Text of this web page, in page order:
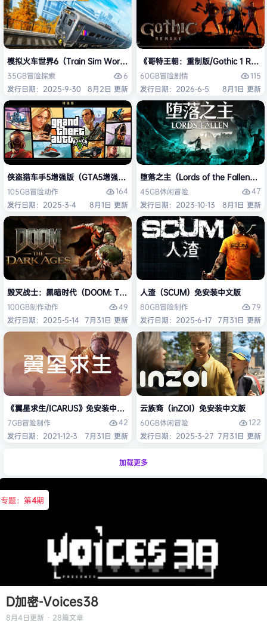
模拟火车世界6（Train Sim World 6）免安装中文版
35GB冒险探索
6
发行日期：2025-9-30
8月2日 更新
《哥特王朝：重制版/Gothic 1
60GB冒险剧情
115
发行日期：2026-6-5
8月1日 更新
侠盗猎车手5增强版（GTA5增强版（Grand Theft Auto V Enhanced）免
105GB冒险动作
164
发行日期：2025-3-4
8月1日 更新
堕落之主（Lords of the Fallen）免
45GB休闲冒险
47
发行日期：2023-10-13
8月1日 更新
毁灭战士：黑暗时代（DOOM: The Dark Ages）免安装中文版
100GB制作动作
49
发行日期：2025-5-14 7月31日 更新
人渣（SCUM）免安装中文版
80GB冒险制作
79
发行日期：2025-6-17 7月31日 更新
《翼星求生/ICARUS》免安装中文版
7GB冒险制作
42
发行日期：2021-12-3
7月31日 更新
云族裔（inZOI）免安装中文版
60GB休闲冒险
122
发行日期：2025-3-27 7月31日 更新
加载更多
专题：第4期
D加密-Voices38
8月4日更新 · 28篇文章